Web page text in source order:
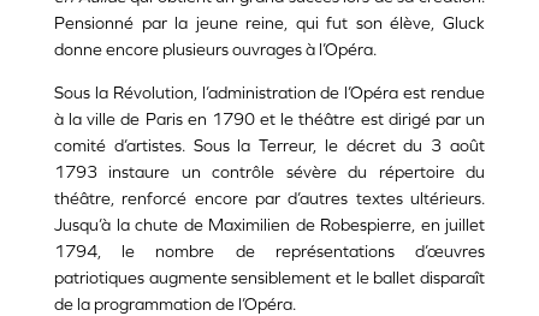
Pensionné par la jeune reine, qui fut son élève, Gluck
donne encore plusieurs ouvrages à l’Opéra.
Sous la Révolution, l’administration de l’Opéra est rendue
à la ville de Paris en 1790 et le théâtre est dirigé par un
comité d’artistes. Sous la Terreur, le décret du 3 août
1793 instaure un contrôle sévère du répertoire du
théâtre, renforcé encore par d’autres textes ultérieurs.
Jusqu’à la chute de Maximilien de Robespierre, en juillet
1794, le nombre de représentations d’œuvres
patriotiques augmente sensiblement et le ballet disparaît
de la programmation de l’Opéra.